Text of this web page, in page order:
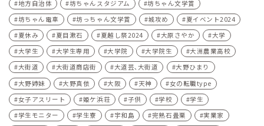
地方自治体
坊ちゃんスタジアム
坊ちゃん文学賞
坊ちゃん電車
坊っちゃん文学賞 城攻め
夏イベント2024
夏休み
夏目漱石 夏越し祭2024 大原さやか
大学
大学生
大学生専用 大学院 大学院生
大洲農業高校
大街道
大街道商店街 大道芸､大街道
大野ひまり
大野姉妹
大野真依 大阪 天神
女の転職type
女子アスリート
姫ケ浜荘 子供 学校
学生
学生モニター
学生寮 宇和島 完熟石畳栗
実業家